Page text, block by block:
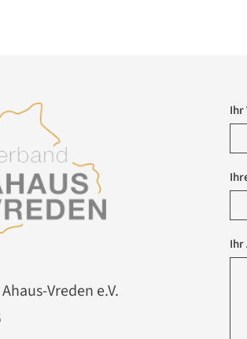
Ihr
Ihr
Vreden e.V.